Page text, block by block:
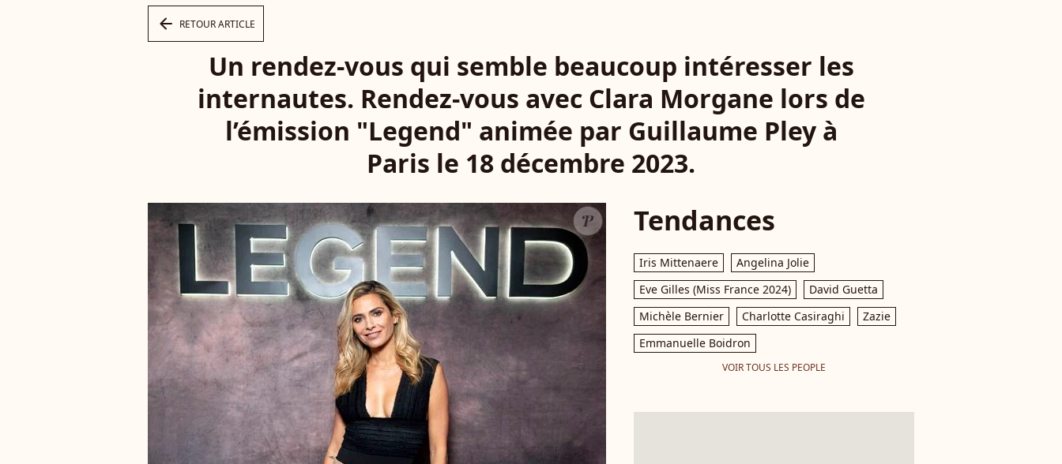
arrow_left RETOUR ARTICLE
Un rendez-vous qui semble beaucoup intéresser les
internautes. Rendez-vous avec Clara Morgane lors de
l’émission "Legend" animée par Guillaume Pley à
Paris le 18 décembre 2023.
Tendances
Iris Mittenaere
Angelina Jolie
Eve Gilles (Miss France 2024)
David Guetta
Michèle Bernier
Charlotte Casiraghi
Zazie
Emmanuelle Boidron
VOIR TOUS LES PEOPLE